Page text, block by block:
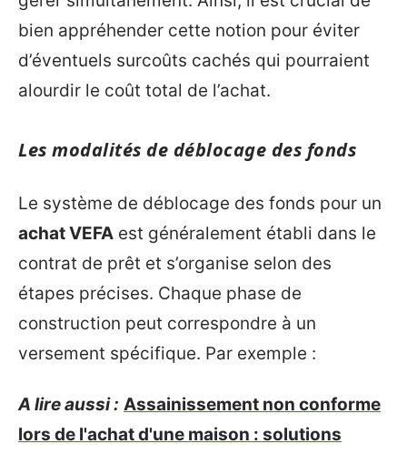
bien appréhender cette notion pour éviter
d’éventuels surcoûts cachés qui pourraient
alourdir le coût total de l’achat.
Les modalités de déblocage des fonds
Le système de déblocage des fonds pour un
achat VEFA est généralement établi dans le
contrat de prêt et s’organise selon des
étapes précises. Chaque phase de
construction peut correspondre à un
versement spécifique. Par exemple :
A lire aussi : Assainissement non conforme
lors de l'achat d'une maison : solutions